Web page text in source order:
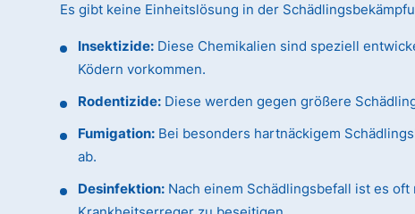
Es gibt keine Einheitslösung in der
Insektizide: Diese Chemikalien sind speziell
Ködern vorkommen.
Rodentizide: Diese werden gegen größere
Fumigation: Bei besonders hartnäckigem
ab.
Desinfektion: Nach einem Schädlingsbefall ist es